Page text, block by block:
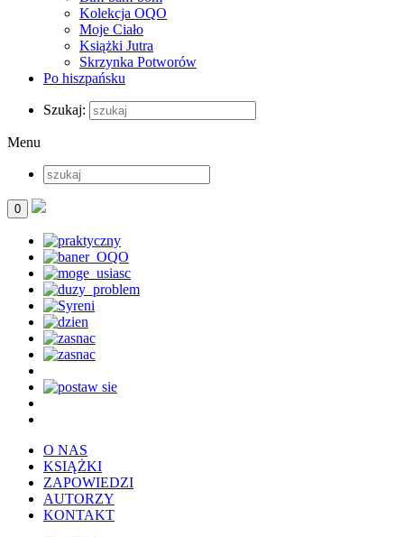
Kolekcja OQO
Moje Ciało
Książki Jutra
Skrzynka Potworów
Po hiszpańsku
Szukaj:
Menu
O NAS
KSIĄŻKI
ZAPOWIEDZI
AUTORZY
KONTAKT